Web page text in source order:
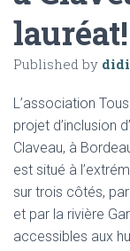
lauréat!
Published by
L’association
projet d’inclusion
Claveau, à
est situé à
sur trois côtés,
et par la rivière
accessibles aux